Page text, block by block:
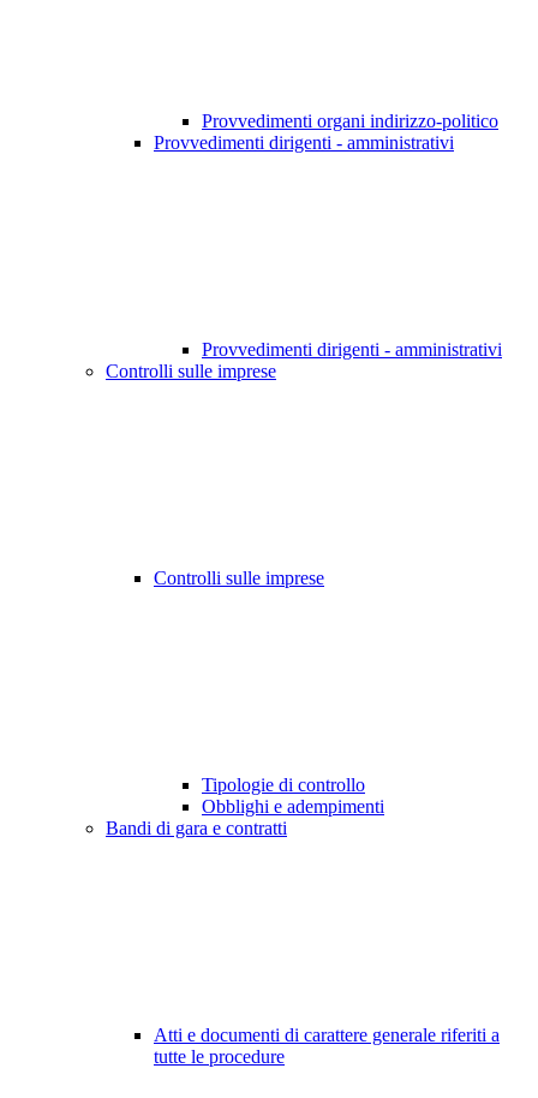
Provvedimenti organi indirizzo-politico
Provvedimenti dirigenti - amministrativi
Provvedimenti dirigenti - amministrativi
Controlli sulle imprese
Controlli sulle imprese
Tipologie di controllo
Obblighi e adempimenti
Bandi di gara e contratti
Atti e documenti di carattere generale riferiti a
tutte le procedure